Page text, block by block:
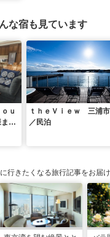
な宿も見ています
ｕ
ｔｈｅＶｉｅｗ 三浦
／民泊
行きたくなる旅行記事をお届け